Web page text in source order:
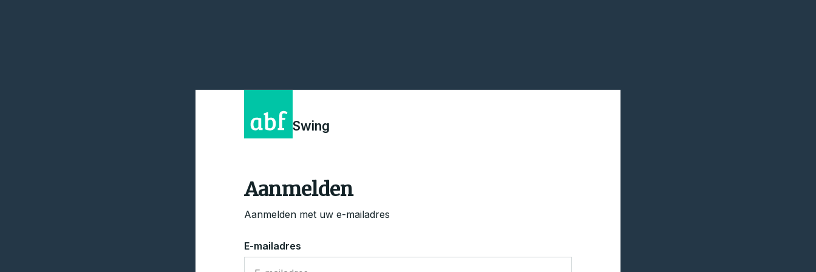
Swing
Aanmelden
Aanmelden met uw e-mailadres
E-mailadres